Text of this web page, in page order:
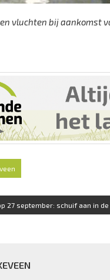
vluchten bij aankomst
27 september: schuif aan in